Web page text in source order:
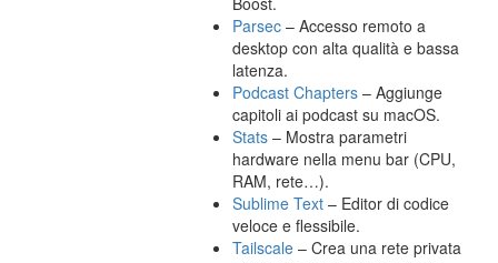
Parsec – Accesso remoto a
desktop con alta qualità e bassa
latenza.
Podcast Chapters – Aggiunge
capitoli ai podcast su macOS.
Stats – Mostra parametri
hardware nella menu bar (CPU,
RAM, rete…).
Sublime Text – Editor di codice
veloce e flessibile.
Tailscale – Crea una rete privata